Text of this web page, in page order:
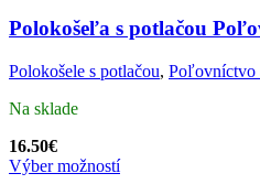
Polokošeľa s potlačou
Polokošele s potlačou, Poľovníctvo
Na sklade
16.50€
Výber možností